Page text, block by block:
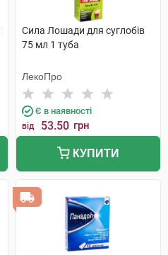
Сила Лошади для суглобів
75 мл 1 туба
ЛекоПро
Є в наявності
від 53.50 грн
КУПИТИ